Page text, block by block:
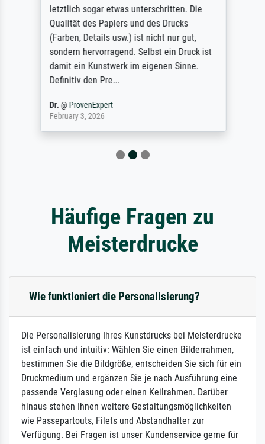
letztlich sogar etwas unterschritten. Die
Qualität des Papiers und des Drucks
(Farben, Details usw.) ist nicht nur gut,
sondern hervorragend. Selbst ein Druck ist
damit ein Kunstwerk im eigenen Sinne.
Definitiv den Pre...
Dr.@ ProvenExpert
February 3, 2026
Häufige Fragen zu
Meisterdrucke
Wie funktioniert die Personalisierung?
Die Personalisierung Ihres Kunstdrucks bei Meisterdrucke
ist einfach und intuitiv: Wählen Sie einen Bilderrahmen,
bestimmen Sie die Bildgröße, entscheiden Sie sich für ein
Druckmedium und ergänzen Sie je nach Ausführung eine
passende Verglasung oder einen Keilrahmen. Darüber
hinaus stehen Ihnen weitere Gestaltungsmöglichkeiten
wie Passepartouts, Filets und Abstandhalter zur
Verfügung. Bei Fragen ist unser Kundenservice gerne für